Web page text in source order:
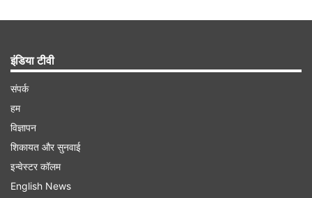
Advertisement
इंडिया टीवी
संपर्क
हम
विज्ञापन
शिकायत और सुनवाई
इन्वेस्टर कॉलम
English News